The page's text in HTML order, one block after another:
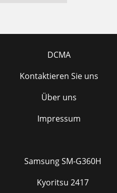
DCMA
Kontaktieren Sie uns
Über uns
Impressum
Samsung SM-G360H
Kyoritsu 2417